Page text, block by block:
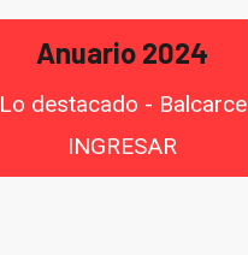
Anuario 2024
Lo destacado - Balcarce
INGRESAR